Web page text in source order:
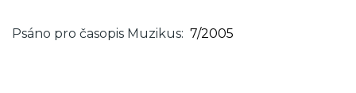
Psáno pro časopis Muzikus 7/2005